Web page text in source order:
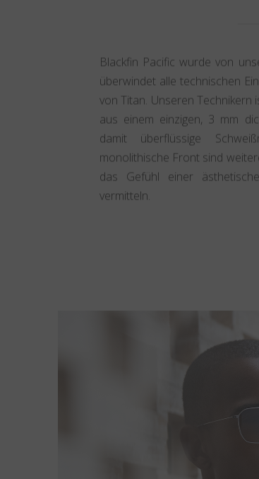
Blackfin Pacific wurde von
überwindet alle technischen
von Titan. Unseren Technikern
aus einem einzigen, 3 mm
damit überflüssige
monolithische Front sind
das Gefühl einer
vermitteln.